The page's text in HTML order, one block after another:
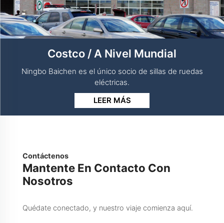
Costco / A Nivel Mundial
Ningbo Baichen es el único socio de sillas de ruedas
eléctricas.
LEER MÁS
Contáctenos
Mantente En Contacto Con
Nosotros
Quédate conectado, y nuestro viaje comienza aquí.